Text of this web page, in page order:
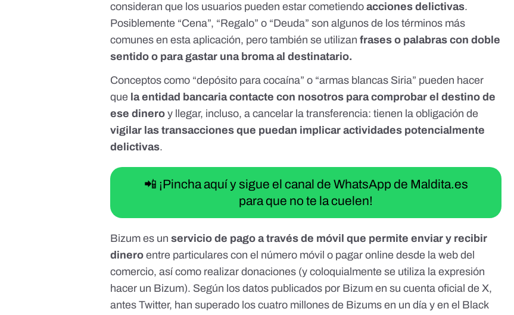
consideran que los usuarios pueden estar cometiendoacciones delictivas.
Posiblemente “Cena”, “Regalo” o “Deuda” son algunos de los términos más
comunes en esta aplicación, pero también se utilizanfrases o palabras con doble
sentido o para gastar una broma al destinatario.
Conceptos como “depósito para cocaína” o “armas blancas Siria” pueden hacer
que la entidad bancaria contacte con nosotros para comprobar el destino de
ese dinero y llegar, incluso, a cancelar la transferencia: tienen la obligación de
vigilar las transacciones que puedan implicar actividades potencialmente
delictivas.
📲 ¡Pincha aquí y sigue el canal de WhatsApp de Maldita.es
para que no te la cuelen!
Bizum es unservicio de pago a través de móvil que permite enviar y recibir
dinero entre particulares con el número móvil o pagar online desde la web del
comercio, así como realizar donaciones (y coloquialmente se utiliza la expresión
hacer un Bizum). Según los datos publicados por Bizum en su cuenta oficial de X,
antes Twitter, han superado loscuatro millones de Bizums en un día y en el Black